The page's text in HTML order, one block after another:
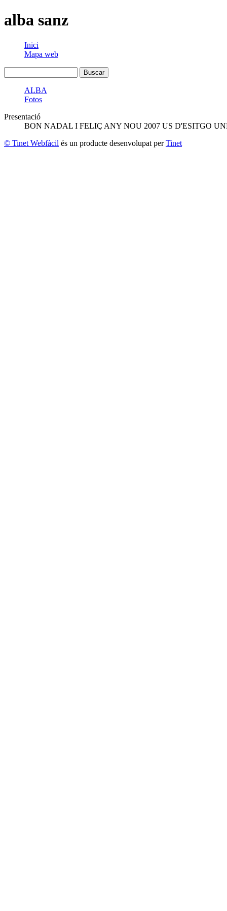
alba sanz
Inici
Mapa web
ALBA
Fotos
Presentació
BON NADAL I FELIÇ ANY NOU 2007 US D'ESITGO
© Tinet Webfàcil és un producte desenvolupat perTinet